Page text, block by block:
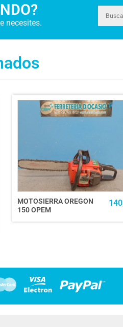
necesites.
MOTOSIERRA OREGON
150 OPEM